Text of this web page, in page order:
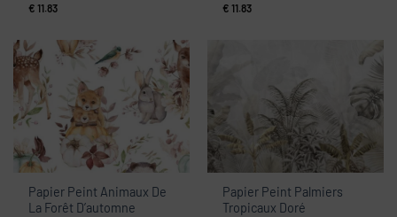
€ 11.83 € 11.83
Papier Peint Animaux De
La Forêt D’automne
Papier Peint Palmiers
Tropicaux Doré